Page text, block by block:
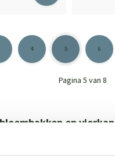
Pagina 5 van 8
4 5 6
en